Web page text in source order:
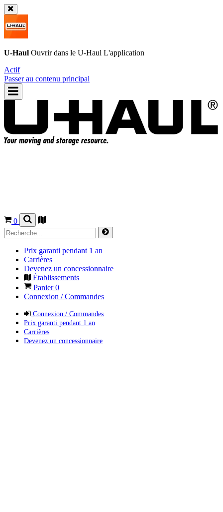
U-Haul Ouvrir dans le U-Haul L'application
Actif
Passer au contenu principal
0
Prix garanti pendant 1 an
Carrières
Devenez un concessionnaire
Établissements
Panier0
Connexion / Commandes
Connexion / Commandes
Prix garanti pendant 1 an
Carrières
Devenez un concessionnaire